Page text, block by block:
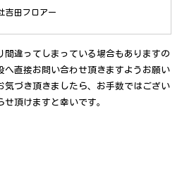
吉田フロアー
違ってしまっている場合もありますの
へ直接お問い合わせ頂きますようお願い
気づき頂きましたら、お手数ではござい
頂けますと幸いです。